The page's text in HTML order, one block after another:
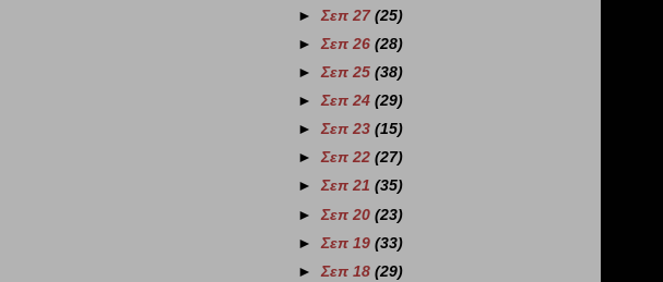
►Σεπ 27(25)
►Σεπ 26(28)
►Σεπ 25(38)
►Σεπ 24(29)
►Σεπ 23(15)
►Σεπ 22(27)
►Σεπ 21(35)
►Σεπ 20(23)
►Σεπ 19(33)
►Σεπ 18(29)